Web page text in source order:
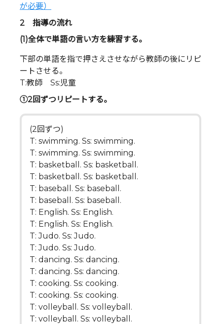
が必要）
2 指導の流れ
(1)全体で単語の言い方を練習する。
下部の単語を指で押さえさせながら教師の後にリピ
ートさせる。
T:教師 Ss:児童
➀2回ずつリピートする。
(2回ずつ)
T: swimming. Ss: swimming.
T: swimming. Ss: swimming.
T: basketball. Ss: basketball.
T: basketball. Ss: basketball.
T: baseball. Ss: baseball.
T: baseball. Ss: baseball.
T: English. Ss: English.
T: English. Ss: English.
T: Judo. Ss: Judo.
T: Judo. Ss: Judo.
T: dancing. Ss: dancing.
T: dancing. Ss: dancing.
T: cooking. Ss: cooking.
T: cooking. Ss: cooking.
T: volleyball. Ss: volleyball.
T: volleyball. Ss: volleyball.